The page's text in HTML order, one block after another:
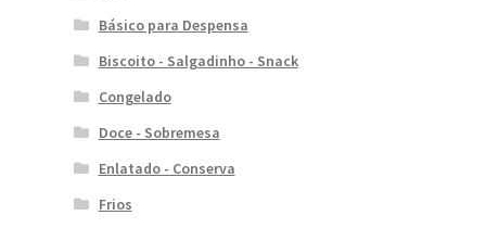
Básico para Despensa
Biscoito - Salgadinho - Snack
Congelado
Doce - Sobremesa
Enlatado - Conserva
Frios